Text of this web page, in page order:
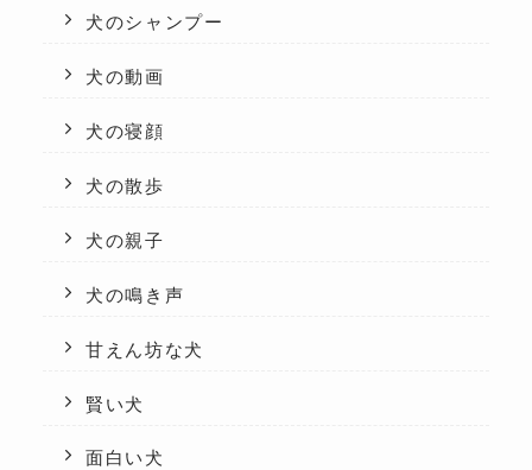
犬のシャンプー
犬の動画
犬の寝顔
犬の散歩
犬の親子
犬の鳴き声
甘えん坊な犬
賢い犬
面白い犬